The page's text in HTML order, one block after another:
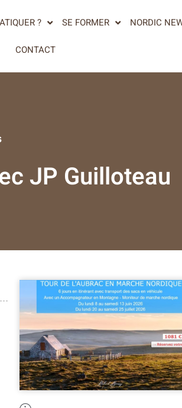
? SE FORMER NORDIC
CONTACT
JP Guilloteau